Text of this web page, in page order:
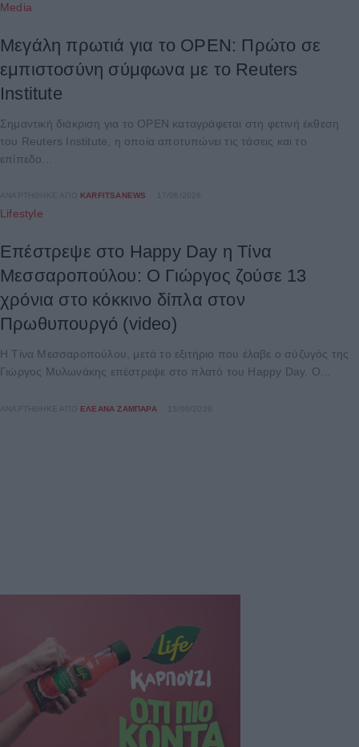
Media
Μεγάλη πρωτιά για το OPEN: Πρώτο σε
εμπιστοσύνη σύμφωνα με το Reuters
Institute
Σημαντική διάκριση για το OPEN καταγράφεται στη φετινή έκθεση
του Reuters Institute, η οποία αποτυπώνει τις τάσεις και το
επίπεδο...
KARFITSANEWS
Lifestyle
Επέστρεψε στο Happy Day η Τίνα
Μεσσαροπούλου: Ο Γιώργος ζούσε 13
χρόνια στο κόκκινο δίπλα στον
Πρωθυπουργό (video)
Η Τίνα Μεσσαροπούλου, μετά το εξιτήριο που έλαβε ο σύζυγός της
Γιώργος Μυλωνάκης επέστρεψε στο πλατό του Happy Day. Ο...
ΑΝΑΡΤΉΘΗΚΕ ΑΠΌ ΕΛΕΆΝΑ ΖΑΜΠΆΡΑ